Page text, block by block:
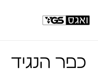
כפר הנגיד